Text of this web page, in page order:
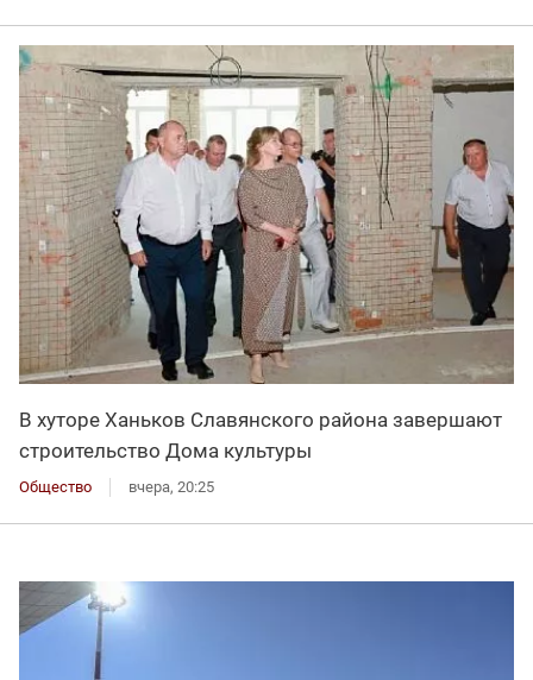
В хуторе Ханьков Славянского района завершают
строительство Дома культуры
Общество вчера, 20:25